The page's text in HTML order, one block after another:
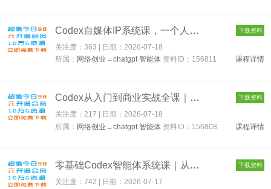
Codex自媒体IP系统课，一个人也能跑起内容团队，一条链路跑通，从... 下载资料
关注度：363 | 日期： 2026-07-18
所属： 网络创业 →chatgpt 智能体 资料ID：156811 课程详情
Codex从入门到商业实战全课｜账号充值部署、AI工具联动、核心功能... 下载资料
关注度：217 | 日期：2026-07-18
所属： 网络创业 →chatgpt 智能体 资料ID：156808 课程详情
零基础Codex智能体系统课｜从零吃透Codex核心逻辑、技能管理与ID... 下载资料
关注度：742 | 日期：2026-07-17